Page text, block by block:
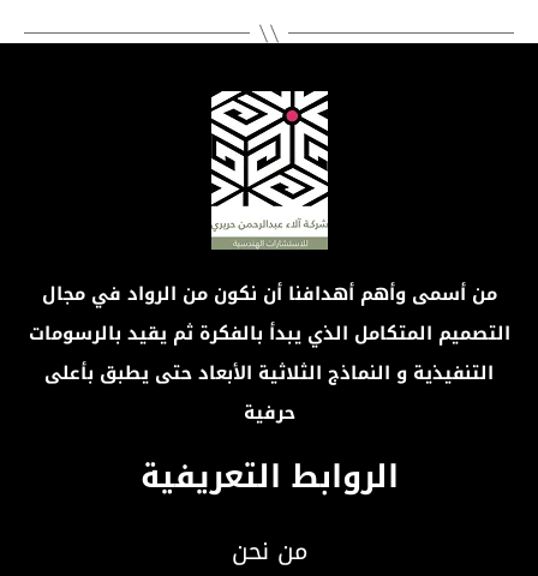
من أسمى وأهم أهدافنا أن نكون من الرواد في مجال
التصميم المتكامل الذي يبدأ بالفكرة ثم يقيد بالرسومات
التنفيذية و النماذج الثلاثية الأبعاد حتى يطبق بأعلى
حرفية
الروابط التعريفية
من نحن